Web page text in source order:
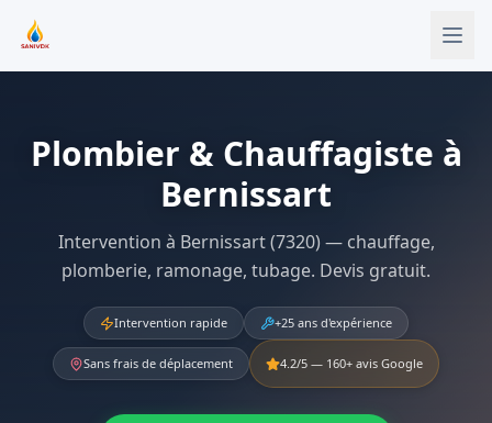
Plombier & Chauffagiste à
Bernissart
Intervention à Bernissart (7320) — chauffage,
plomberie, ramonage, tubage. Devis gratuit.
Intervention rapide +25 ans d'expérience
Sans frais de déplacement 4.2/5 — 160+ avis Google